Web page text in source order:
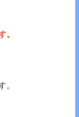
。
。